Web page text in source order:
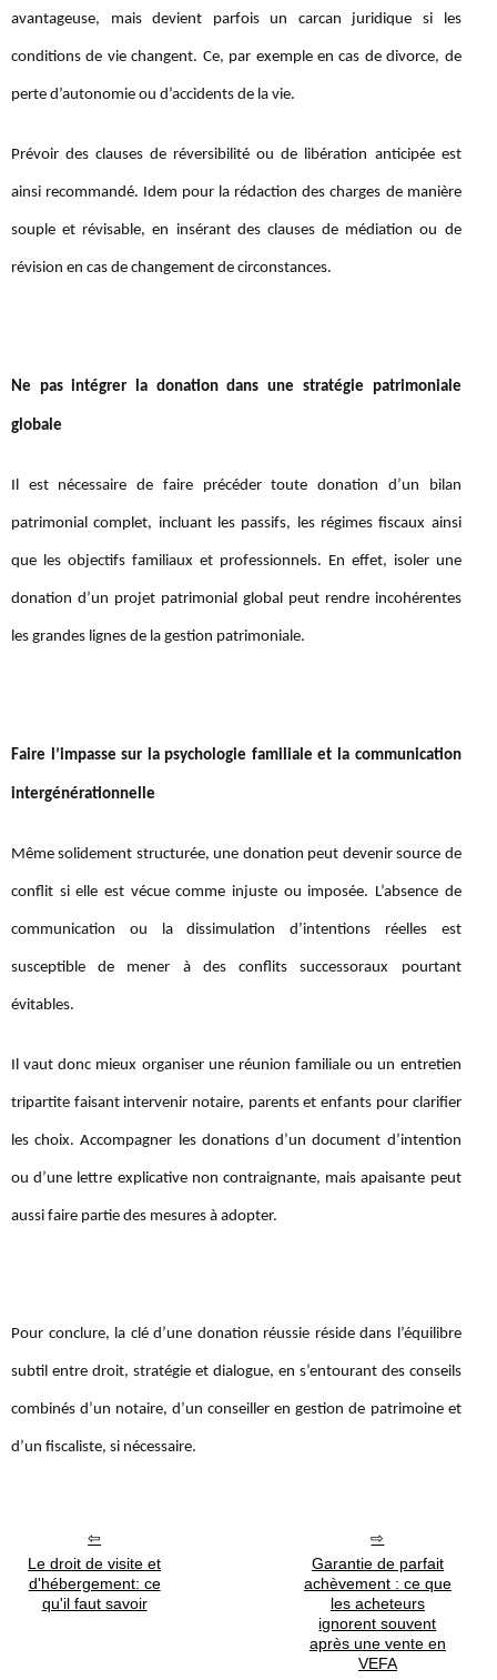
avantageuse, mais devient parfois un carcan juridique si les
conditions de vie changent. Ce, par exemple en cas de divorce, de
perte d’autonomie ou d’accidents de la vie.
Prévoir des clauses de réversibilité ou de libération anticipée est
ainsi recommandé. Idem pour la rédaction des charges de manière
souple et révisable, en insérant des clauses de médiation ou de
révision en cas de changement de circonstances.
Ne pas intégrer la donation dans une stratégie patrimoniale
globale
Il est nécessaire de faire précéder toute donation d’un bilan
patrimonial complet, incluant les passifs, les régimes fiscaux ainsi
que les objectifs familiaux et professionnels. En effet, isoler une
donation d’un projet patrimonial global peut rendre incohérentes
les grandes lignes de la gestion patrimoniale.
Faire l’impasse sur la psychologie familiale et la communication
intergénérationnelle
Même solidement structurée, une donation peut devenir source de
conflit si elle est vécue comme injuste ou imposée. L’absence de
communication ou la dissimulation d’intentions réelles est
susceptible de mener à des conflits successoraux pourtant
évitables.
Il vaut donc mieux organiser une réunion familiale ou un entretien
tripartite faisant intervenir notaire, parents et enfants pour clarifier
les choix. Accompagner les donations d’un document d’intention
ou d’une lettre explicative non contraignante, mais apaisante peut
aussi faire partie des mesures à adopter.
Pour conclure, la clé d’une donation réussie réside dans l’équilibre
subtil entre droit, stratégie et dialogue, en s’entourant des conseils
combinés d’un notaire, d’un conseiller en gestion de patrimoine et
d’un fiscaliste, si nécessaire.
Le droit de visite et
d'hébergement: ce
qu'il faut savoir
Garantie de parfait
achèvement : ce que
les acheteurs
ignorent souvent
après une vente en
VEFA